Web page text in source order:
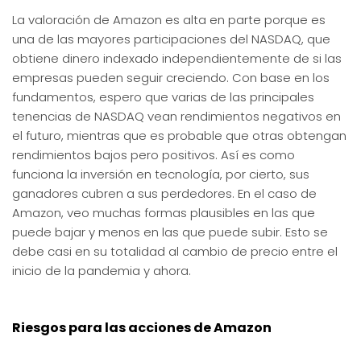
La valoración de Amazon es alta en parte porque es
una de las mayores participaciones del NASDAQ, que
obtiene dinero indexado independientemente de si las
empresas pueden seguir creciendo. Con base en los
fundamentos, espero que varias de las principales
tenencias de NASDAQ vean rendimientos negativos en
el futuro, mientras que es probable que otras obtengan
rendimientos bajos pero positivos. Así es como
funciona la inversión en tecnología, por cierto, sus
ganadores cubren a sus perdedores. En el caso de
Amazon, veo muchas formas plausibles en las que
puede bajar y menos en las que puede subir. Esto se
debe casi en su totalidad al cambio de precio entre el
inicio de la pandemia y ahora.
Riesgos para las acciones de Amazon